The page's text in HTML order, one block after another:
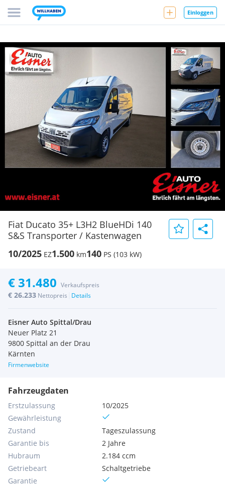
Einloggen
Fiat Ducato 35+ L3H2 BlueHDi 140
S&S Transporter / Kastenwagen
10/2025 EZ1.500 km140 PS (103 kW)
€ 31.480 Verkaufspreis
€ 26.233 Nettopreis Details
Eisner Auto Spittal/Drau
Neuer Platz 21
9800 Spittal an der Drau
Kärnten
Firmenwebsite
Fahrzeugdaten
Erstzulassung
10/2025
Gewährleistung
Zustand
Tageszulassung
Garantie bis
2 Jahre
Hubraum
2.184 ccm
Getriebeart
Schaltgetriebe
Garantie